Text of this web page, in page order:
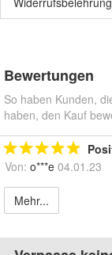
Bewertungen
So haben Kunden,
haben, den Kauf
Von: o***e 04.01.23
Mehr...